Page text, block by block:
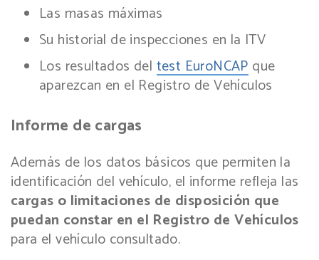
Las masas máximas
Su historial de inspecciones en la ITV
Los resultados del test EuroNCAP que
aparezcan en el Registro de Vehículos
Informe de cargas
Además de los datos básicos que permiten la
identificación del vehículo, el informe refleja las
cargas o limitaciones de disposición que
puedan constar en el Registro de Vehículos
para el vehículo consultado.